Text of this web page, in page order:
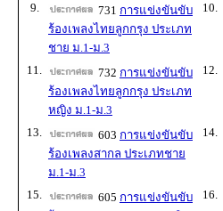
9.
731 การแข่งขันขับ
ร้องเพลงไทยลูกกรุง ประเภท
ชาย ม.1-ม.3
10.
11.
732 การแข่งขันขับ
ร้องเพลงไทยลูกกรุง ประเภท
หญิง ม.1-ม.3
12.
13.
603 การแข่งขันขับ
ร้องเพลงสากล ประเภทชาย
ม.1-ม.3
14.
15.
605 การแข่งขันขับ
16.